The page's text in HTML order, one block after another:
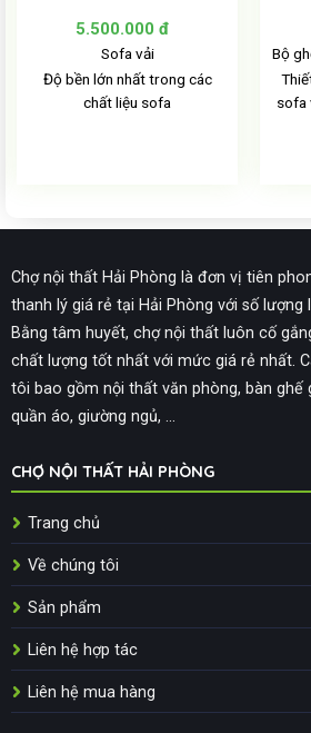
5.500.000 đ
Sofa vải
Độ bền lớn nhất trong các
chất liệu sofa
Bộ
sofa
Chợ nội thất Hải Phòng là đơn vị tiên
thanh lý giá rẻ tại Hải Phòng với số lượng
Bằng tâm huyết, chợ nội thất luôn cố
chất lượng tốt nhất với mức giá rẻ nhất.
tôi bao gồm nội thất văn phòng, bàn ghế
quần áo, giường ngủ, ...
CHỢ NỘI THẤT HẢI PHÒNG
Trang chủ
Về chúng tôi
Sản phẩm
Liên hệ hợp tác
Liên hệ mua hàng